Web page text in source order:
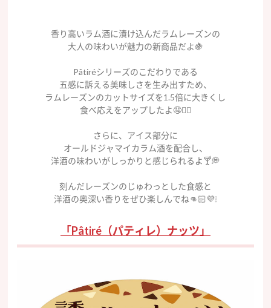
香り高いラム酒に漬け込んだラムレーズンの
大人の味わいが魅力の新商品だよ🍇
Pâtiréシリーズのこだわりである
五感に訴える美味しさを生み出すため、
ラムレーズンのカットサイズを1.5倍に大きくし
食べ応えをアップしたよ🤤☝🏻
さらに、アイス部分に
オールドジャマイカラム酒を配合し、
洋酒の味わいがしっかりと感じられるよ🍸💭
刻んだレーズンのじゅわっとした食感と
洋酒の奥深い香りをぜひ楽しんでね👊🏻💜❕
「Pâtiré（パティレ）ナッツ」